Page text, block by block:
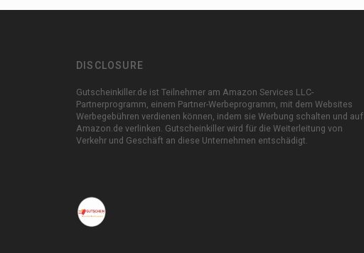
DISCLOSURE
Gutscheinkiller.de ist Teilnehmer am Amazon Services LLC-
Partnerprogramm, einem Partner-Werbeprogramm, mit dem Websites
Werbegebühren verdienen können, indem sie Werbung schalten und auf
Amazon.de verlinken. Gutscheinkiller wird für die Weiterleitung von
Verkehr und Geschäft an diese Unternehmen entschädigt.